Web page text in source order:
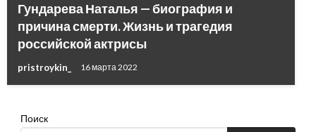
Гундарева Наталья — биография и
причина смерти. Жизнь и трагедия
российской актрисы
pristroykin_ 16 марта 2022
Поиск